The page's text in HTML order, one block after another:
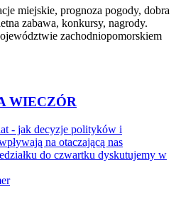
miejskie, prognoza pogody, dobra
zabawa, konkursy, nagrody.
zachodniopomorskiem
WIECZÓR
- jak decyzje polityków i
na otaczającą nas
do czwartku dyskutujemy w